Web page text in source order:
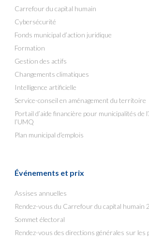
Carrefour du capital humain
Cybersécurité
Fonds municipal d’action juridique
Formation
Gestion des actifs
Changements climatiques
Intelligence artificielle
Service-conseil en aménagement du territoire
Portail d’aide financière pour municipalités de
l’UMQ
Plan municipal d’emplois
Événements et prix
Assises annuelles
Rendez-vous du Carrefour du capital humain
Sommet électoral
Rendez-vous des directions générales sur les